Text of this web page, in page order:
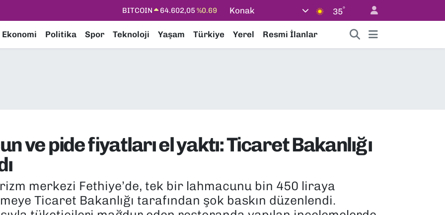
DOLAR
47,6006 %0.06
EURO
55,0250%0.02
STERLİN
64,2398%0.2
Konak 35°
Ekonomi Politika Spor Teknoloji Yaşam Türkiye Yerel Resmi İlanlar
ve pide fiyatları el yaktı: Ticaret Bakanlığı
merkezi Fethiye’de, tek bir lahmacunu bin 450 liraya
Ticaret Bakanlığı tarafından şok baskın düzenlendi.